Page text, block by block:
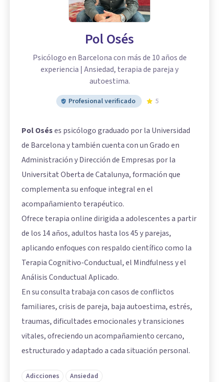
Pol Osés
Psicólogo en Barcelona con más de 10 años de
experiencia | Ansiedad, terapia de pareja y
autoestima.
Profesional verificado 5
Pol Oséses psicólogo graduado por la Universidad
de Barcelona y también cuenta con un Grado en
Administración y Dirección de Empresas por la
Universitat Oberta de Catalunya, formación que
complementa su enfoque integral en el
acompañamiento terapéutico.
Ofrece terapia online dirigida a adolescentes a partir
de los 14 años, adultos hasta los 45 y parejas,
aplicando enfoques con respaldo científico como la
Terapia Cognitivo-Conductual, el Mindfulness y el
Análisis Conductual Aplicado.
En su consulta trabaja con casos de conflictos
familiares, crisis de pareja, baja autoestima, estrés,
traumas, dificultades emocionales y transiciones
vitales, ofreciendo un acompañamiento cercano,
estructurado y adaptado a cada situación personal.
Adicciones
Ansiedad